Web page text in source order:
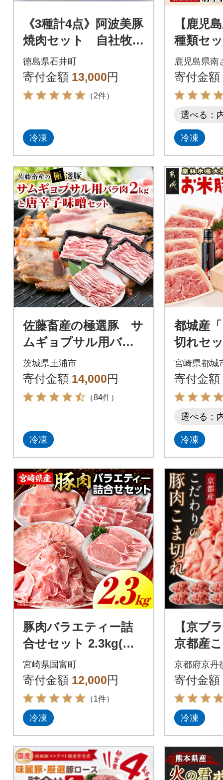
《3種計4点》阿波美豚
焼肉セット 自社牧場
で大切に育てたリー
ベフラウ人気豚肉の
詰合せ 013-015
徳島県石井町
寄付金額 13,000円
（2件）
冷凍
【鹿児
種類セ
(ロース
スカツ
し・ミ
鹿児島県南
寄付金額
選べる：
冷凍
佐藤畜産の極選豚 サ
ムギョプサル用バラ
肉2kgと唐辛子味噌セ
ット
茨城県土浦市
寄付金額 14,000円
（84件）
冷凍
都城産
切れセ
き)
宮崎県都城
寄付金額
選べる：
冷凍
豚肉バラエティー詰
合せセット 2.3kg(国
富町)
宮崎県国富町
寄付金額 12,000円
（1件）
冷凍
【京ブ
京都産
こま切
パック)
切れ肉
京都府京丹
寄付金額
冷凍